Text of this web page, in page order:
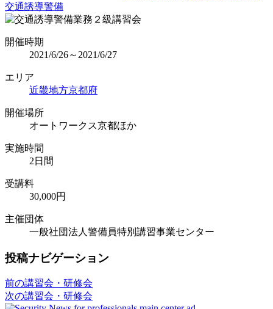
交通誘導警備
開催時期
2021/6/26～2021/6/27
エリア
近畿地方京都府
開催場所
オートワークス京都ほか
実施時間
2日間
受講料
30,000円
主催団体
一般社団法人警備員特別講習事業センター
投稿ナビゲーション
前の講習会・研修会
次の講習会・研修会